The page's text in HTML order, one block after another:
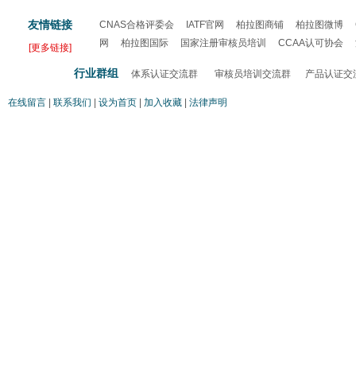
友情链接
[更多链接]
CNAS合格评委会 IATF官网 柏拉图商铺 柏拉图微博
网
柏拉图国际 国家注册审核员培训 CCAA认可协会
行业群组体系认证交流群 审核员培训交流群 产品认证交
在线留言 联系我们 设为首页 加入收藏 法律声明